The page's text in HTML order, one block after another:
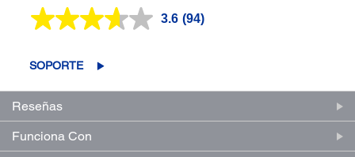
3.6 Lea
la
(94)
SOPORTE
Reseñas
Funciona Con